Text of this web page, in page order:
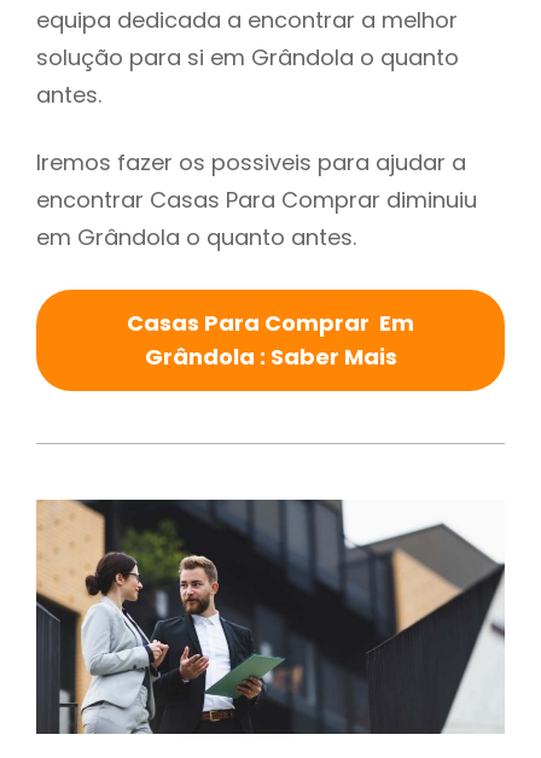
equipa dedicada a encontrar a melhor
solução para si em Grândola o quanto
antes.
Iremos fazer os possiveis para ajudar a
encontrar Casas Para Comprar diminuiu
em Grândola o quanto antes.
Casas Para Comprar Em
Grândola : Saber Mais